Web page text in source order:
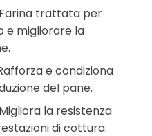
trattata per
e migliorare la
e condiziona
del pane.
la resistenza
di cottura.